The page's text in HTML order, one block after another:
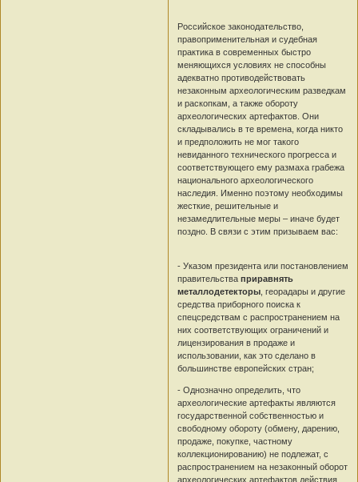
Российское законодательство,
правоприменительная и судебная
практика в современных быстро
меняющихся условиях не способны
адекватно противодействовать
незаконным археологическим разведкам
и раскопкам, а также обороту
археологических артефактов. Они
складывались в те времена, когда никто
и предположить не мог такого
невиданного технического прогресса и
соответствующего ему размаха грабежа
национального археологического
наследия. Именно поэтому необходимы
жесткие, решительные и
незамедлительные меры – иначе будет
поздно. В связи с этим призываем вас:
- Указом президента или постановлением
правительстваприравнять
металлодетекторы , георадары и другие
средства приборного поиска к
спецсредствам с распространением на
них соответствующих ограничений и
лицензирования в продаже и
использовании, как это сделано в
большинстве европейских стран;
- Однозначно определить, что
археологические артефакты являются
государственной собственностью и
свободному обороту (обмену, дарению,
продаже, покупке, частному
коллекционированию) не подлежат, с
распространением на незаконный оборот
археологических артефактов действия